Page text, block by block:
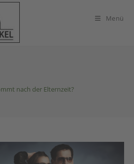
Menü
nach der Elternzeit?